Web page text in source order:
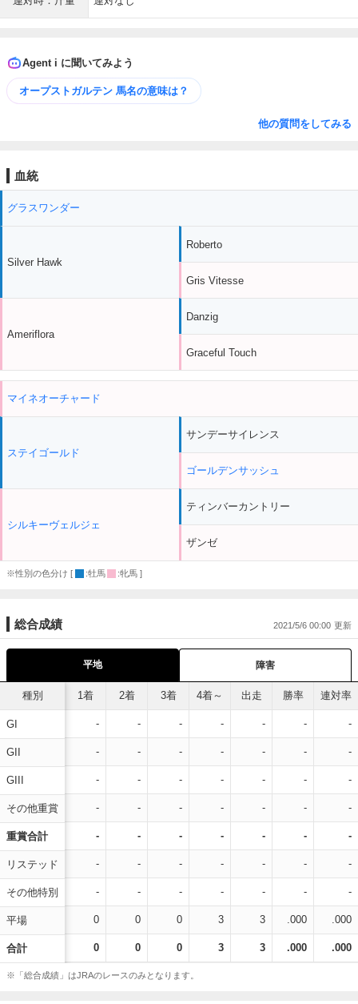
Agent i に聞いてみよう
オープストガルテン 馬名の意味は？
他の質問をしてみる
血統
グラスワンダー
Silver Hawk
Ameriflora
Roberto
Gris Vitesse
Danzig
Graceful Touch
マイネオーチャード
ステイゴールド
シルキーヴェルジェ
サンデーサイレンス
ゴールデンサッシュ
ティンバーカントリー
ザンゼ
※性別の色分け [ :牡馬 :牝馬 ]
総合成績 2021/5/6 00:00
平地 障害
種別
GI
GII
GIII
その他重賞
重賞合計
リステッド
その他特別
平場
合計
1着 2着 3着 4着～ 出走 勝率 連対率
- - - - - - -
- - - - - - -
- - - - - - -
- - - - - - -
- - - - - - -
- - - - - - -
- - - - - - -
0 0 0 3 3 .000 .000
0 0 0 3 3 .000 .000
※「総合成績」はJRAのレースのみとなります。